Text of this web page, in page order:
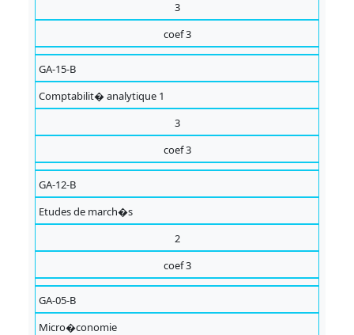
3
coef 3
GA-15-B
Comptabilit� analytique 1
3
coef 3
GA-12-B
Etudes de march�s
2
coef 3
GA-05-B
Micro�conomie